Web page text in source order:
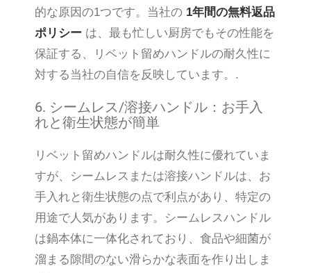
的な原因の1つです。当社の 1年間の無料返品
ポリシー は、最も忙しい厨房でもその性能を
保証する、リベット留めハンドルの耐久性に
対する当社の自信を反映しています。.
6. シームレス/溶接ハンドル：お手入
れと衛生状態が簡単
リベット留めハンドルは耐久性に優れていま
すが、シームレスまたは溶接ハンドルは、お
手入れと衛生状態の点で利点があり、特定の
用途で人気があります。シームレスハンドル
は鍋本体に一体化されており、食品や細菌が
溜まる隙間のない滑らかな表面を作り出しま